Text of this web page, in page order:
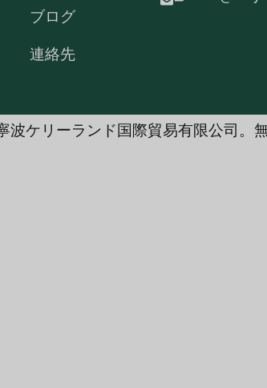
ブログ
連絡先
波ケリーランド国際貿易有限公司。